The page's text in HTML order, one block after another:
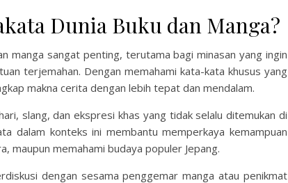
Dunia Buku dan Manga?
manga sangat penting, terutama bagi minasan yang ingin
terjemahan. Dengan memahami kata-kata khusus yang
makna cerita dengan lebih tepat dan mendalam.
slang, dan ekspresi khas yang tidak selalu ditemukan di
dalam konteks ini membantu memperkaya kemampuan
maupun memahami budaya populer Jepang.
dengan sesama penggemar manga atau penikmat